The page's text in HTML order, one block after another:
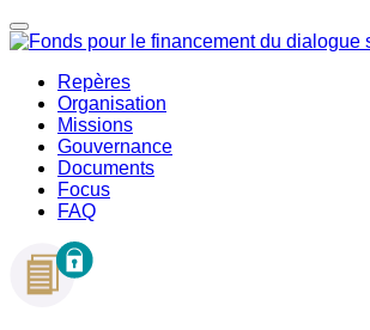
Repères
Organisation
Missions
Gouvernance
Documents
Focus
FAQ